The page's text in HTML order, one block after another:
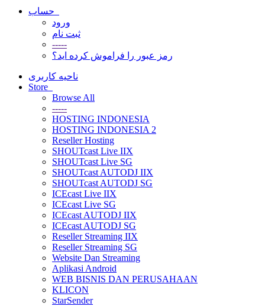
ورود
ثبت نام
-----
رمز عبور را فراموش کرده اید؟
ناحیه کاربری
Store
Browse All
-----
HOSTING INDONESIA
HOSTING INDONESIA 2
Reseller Hosting
SHOUTcast Live IIX
SHOUTcast Live SG
SHOUTcast AUTODJ IIX
SHOUTcast AUTODJ SG
ICEcast Live IIX
ICEcast Live SG
ICEcast AUTODJ IIX
ICEcast AUTODJ SG
Reseller Streaming IIX
Reseller Streaming SG
Website Dan Streaming
Aplikasi Android
WEB BISNIS DAN PERUSAHAAN
KLICON
StarSender